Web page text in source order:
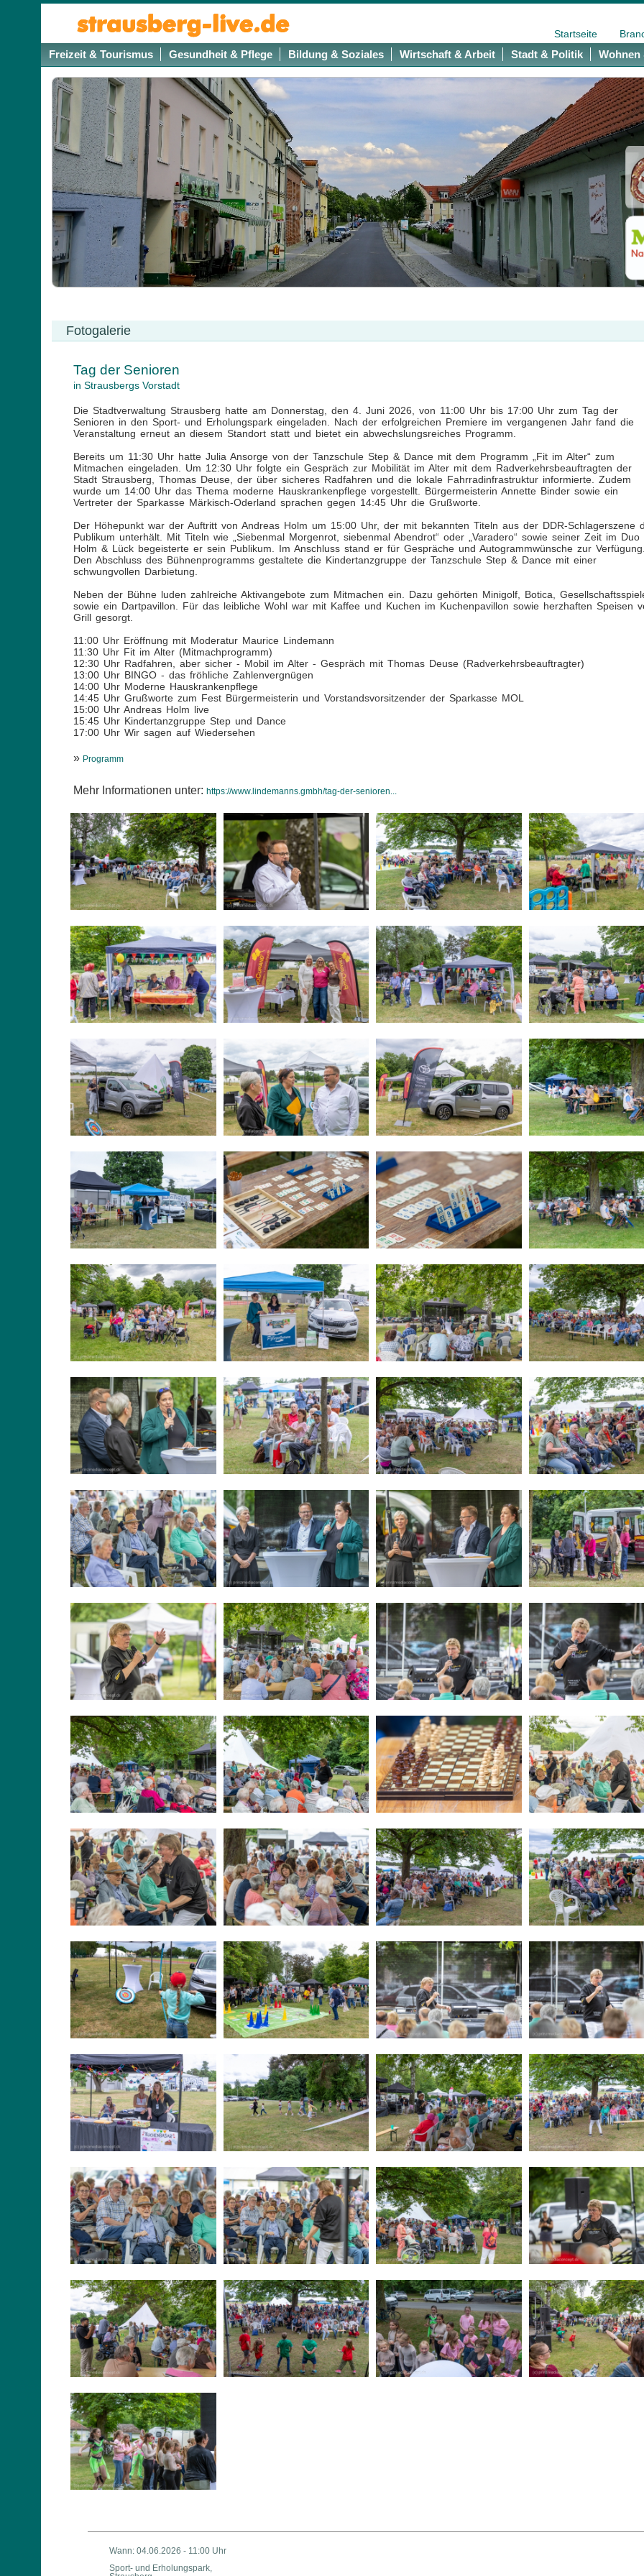
Startseite
Freizeit & Tourismus Gesundheit & Pflege Bildung & Soziales Wirtschaft & Arbeit Stadt & Politik Wohnen
Fotogalerie
Tag der Senioren
in Strausbergs Vorstadt
Die Stadtverwaltung Strausberg hatte am Donnerstag, den 4. Juni 2026, von 11:00 Uhr bis 17:00 Uhr zum Tag der
Senioren in den Sport- und Erholungspark eingeladen. Nach der erfolgreichen Premiere im vergangenen Jahr fand die
Veranstaltung erneut an diesem Standort statt und bietet ein abwechslungsreiches Programm.
Bereits um 11:30 Uhr hatte Julia Ansorge von der Tanzschule Step & Dance mit dem Programm „Fit im Alter“ zum
Mitmachen eingeladen. Um 12:30 Uhr folgte ein Gespräch zur Mobilität im Alter mit dem Radverkehrsbeauftragten der
Stadt Strausberg, Thomas Deuse, der über sicheres Radfahren und die lokale Fahrradinfrastruktur informierte. Zudem
wurde um 14:00 Uhr das Thema moderne Hauskrankenpflege vorgestellt. Bürgermeisterin Annette Binder sowie ein
Vertreter der Sparkasse Märkisch-Oderland sprachen gegen 14:45 Uhr die Grußworte.
Der Höhepunkt war der Auftritt von Andreas Holm um 15:00 Uhr, der mit bekannten Titeln aus der DDR-Schlagerszene
Publikum unterhält. Mit Titeln wie „Siebenmal Morgenrot, siebenmal Abendrot“ oder „Varadero“ sowie seiner Zeit im Duo
Holm & Lück begeisterte er sein Publikum. Im Anschluss stand er für Gespräche und Autogrammwünsche zur Verfügung.
Den Abschluss des Bühnenprogramms gestaltete die Kindertanzgruppe der Tanzschule Step & Dance mit einer
schwungvollen Darbietung.
Neben der Bühne luden zahlreiche Aktivangebote zum Mitmachen ein. Dazu gehörten Minigolf, Botica,
sowie ein Dartpavillon. Für das leibliche Wohl war mit Kaffee und Kuchen im Kuchenpavillon sowie herzhaften Speisen
Grill gesorgt.
11:00 Uhr Eröffnung mit Moderatur Maurice Lindemann
11:30 Uhr Fit im Alter (Mitmachprogramm)
12:30 Uhr Radfahren, aber sicher - Mobil im Alter - Gespräch mit Thomas Deuse (Radverkehrsbeauftragter)
13:00 Uhr BINGO - das fröhliche Zahlenvergnügen
14:00 Uhr Moderne Hauskrankenpflege
14:45 Uhr Grußworte zum Fest Bürgermeisterin und Vorstandsvorsitzender der Sparkasse MOL
15:00 Uhr Andreas Holm live
15:45 Uhr Kindertanzgruppe Step und Dance
17:00 Uhr Wir sagen auf Wiedersehen
» Programm
Mehr Informationen unter: https://www.lindemanns.gmbh/tag-der-senioren...
Wann: 04.06.2026 - 11:00 Uhr
Sport- und Erholungspark,